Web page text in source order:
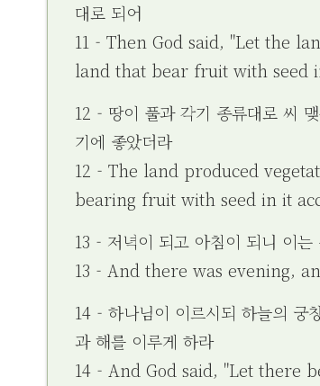
대로 되어
11 - Then God said, "Let the
land that bear fruit with seed
12 - 땅이 풀과 각기 종류대로 씨
기에 좋았더라
12 - The land produced
bearing fruit with seed in it
13 - 저녁이 되고 아침이 되니 이는
13 - And there was evening,
14 - 하나님이 이르시되 하늘의 궁
과 해를 이루게 하라
14 - And God said, "Let there